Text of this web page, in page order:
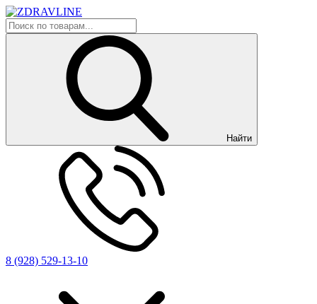
Найти
8 (928) 529-13-10